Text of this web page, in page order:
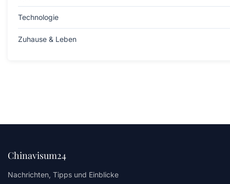
Technologie
Zuhause & Leben
Chinavisum24
Nachrichten, Tipps und Einblicke